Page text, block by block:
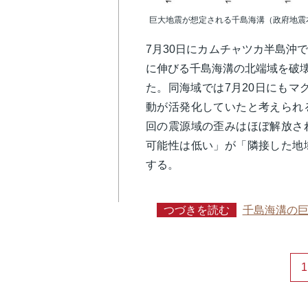
巨大地震が想定される千島海溝（政府地震
7月30日にカムチャツカ半島沖
に伸びる千島海溝の北端域を破
た。同海域では7月20日にもマ
動が活発化していたと考えら
回の震源域の歪みはほぼ解放
可能性は低い」が「隣接した
する。
つづきを読む 千島海溝の
1